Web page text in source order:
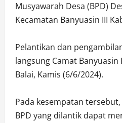
Musyawarah Desa (BPD)
Kecamatan Banyuasin III
Pelantikan dan
langsung Camat Banyuasin
Balai, Kamis (6/6/2024).
Pada kesempatan
BPD yang dilantik dapat